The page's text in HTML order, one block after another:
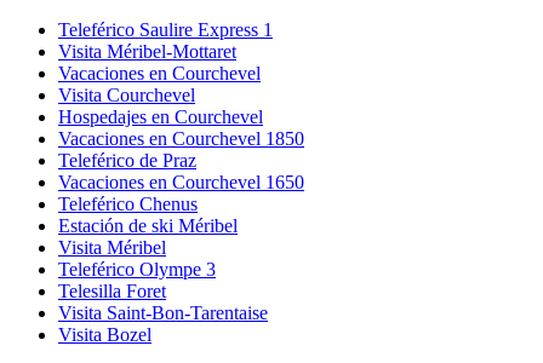
Teleférico Saulire Express 1
Visita Méribel-Mottaret
Vacaciones en Courchevel
Visita Courchevel
Hospedajes en Courchevel
Vacaciones en Courchevel 1850
Teleférico de Praz
Vacaciones en Courchevel 1650
Teleférico Chenus
Estación de ski Méribel
Visita Méribel
Teleférico Olympe 3
Telesilla Foret
Visita Saint-Bon-Tarentaise
Visita Bozel